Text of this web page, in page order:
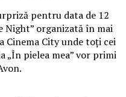
pentru data de 12
Night” organizată în mai
Cinema City unde toți cei
„În pielea mea” vor primi